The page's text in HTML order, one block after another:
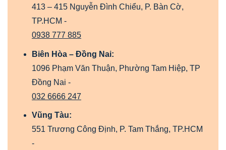
413 – 415 Nguyễn Đình Chiểu, P. Bàn Cờ,
TP.HCM -
0938 777 885
Biên Hòa – Đồng Nai:
1096 Phạm Văn Thuận, Phường Tam Hiệp, TP
Đồng Nai -
032 6666 247
Vũng Tàu:
551 Trương Công Định, P. Tam Thắng, TP.HCM
-